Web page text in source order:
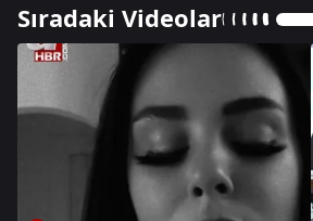
Sıradaki Videolar